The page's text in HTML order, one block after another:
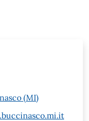
(MI)